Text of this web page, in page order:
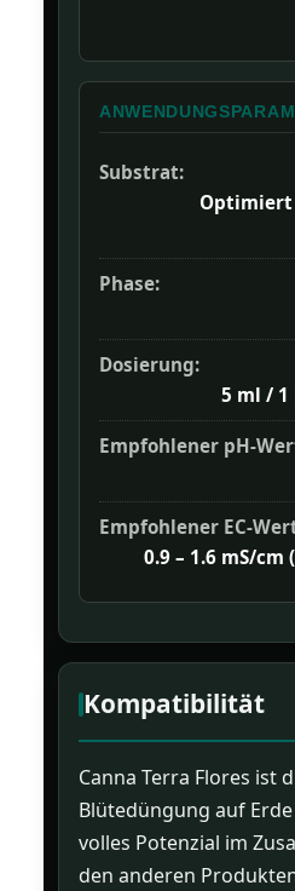
Substrat:
Phase:
Dosierung:
5 ml / 1
Empfohlener pH-
Empfohlener EC-
0.9 – 1.6 mS/cm
Kompatibilität
Canna Terra Flores ist
Blütedüngung auf
volles Potenzial im
den anderen